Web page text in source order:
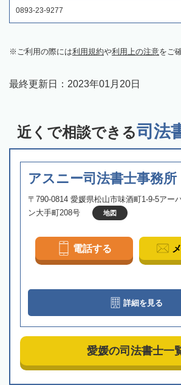
0893-23-9277
ご利用の際には利用規約や利用上の注意をご
最終更新日： 2023年01月20日
近くで相談できる司法
アスニー司法書士事務所
〒790-0814 愛媛県松山市味酒町1-9-5アー
ン大手町208号
地図
電話する
詳細を見る
愛媛の司法書士一